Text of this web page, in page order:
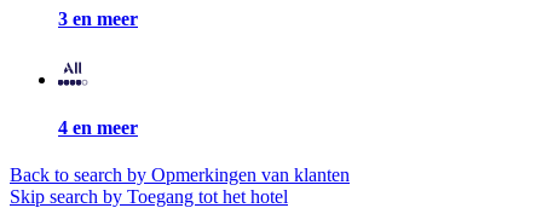
3 en meer
4 en meer
Back to search by Opmerkingen van klanten
Skip search by Toegang tot het hotel